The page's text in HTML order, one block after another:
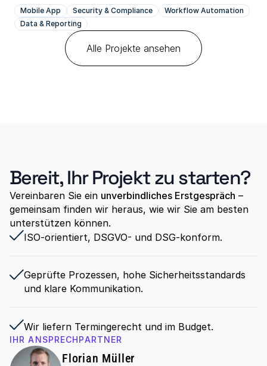
Mobile App Security & Compliance
Workflow Automation
Data & Reporting
Alle Projekte ansehen
Bereit, Ihr Projekt zu starten?
Vereinbaren Sie ein unverbindliches Erstgespräch –
gemeinsam finden wir heraus, wie wir Sie am besten
unterstützen können.
ISO-orientiert, DSGVO- und DSG-konform.
Geprüfte Prozessen, hohe Sicherheitsstandards
und klare Kommunikation.
Wir liefern Termingerecht und im Budget.
IHR ANSPRECHPARTNER
Florian Müller